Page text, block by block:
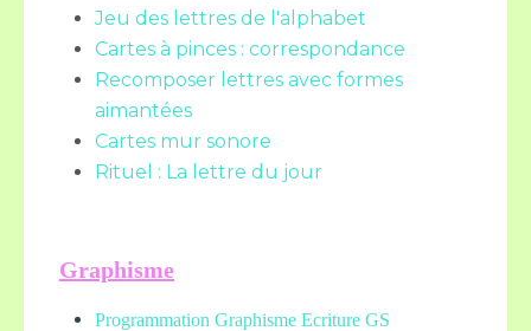
Jeu des lettres de l'alphabet
Cartes à pinces : correspondance
Recomposer lettres avec formes
aimantées
Cartes mur sonore
Rituel : La lettre du jour
Graphisme
Programmation Graphisme Ecriture GS